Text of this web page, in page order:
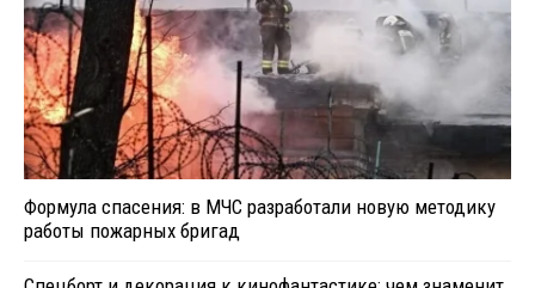
Формула спасения: в МЧС разработали новую методику
работы пожарных бригад